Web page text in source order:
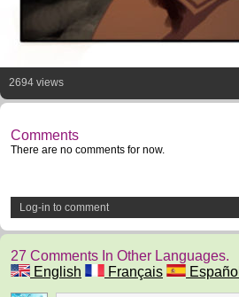
2694 views
Comments
There are no comments for now.
Log-in to comment
27 Comments In Other Languages.
English
Français Español